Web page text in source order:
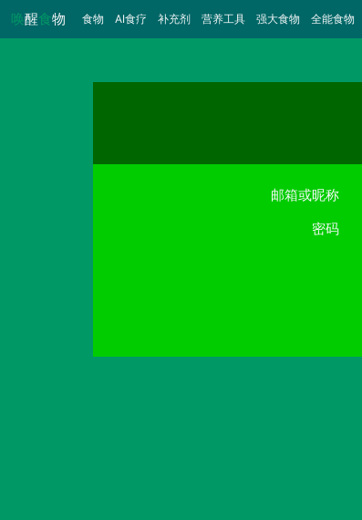
唤醒食物 食物 （当前）
AI食疗 补充剂 营养工具 强大食物 全能食物
邮箱或昵称
密码